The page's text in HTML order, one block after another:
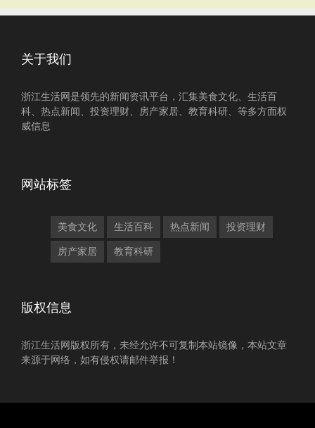
关于我们
浙江生活网是领先的新闻资讯平台，汇集美食文化、生活百
科、热点新闻、投资理财、房产家居、教育科研、等多方面权
威信息
网站标签
美食文化 生活百科 热点新闻 投资理财
房产家居 教育科研
版权信息
浙江生活网版权所有，未经允许不可复制本站镜像，本站文章
来源于网络，如有侵权请邮件举报！